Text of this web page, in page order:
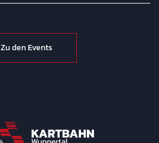
Zu den Events